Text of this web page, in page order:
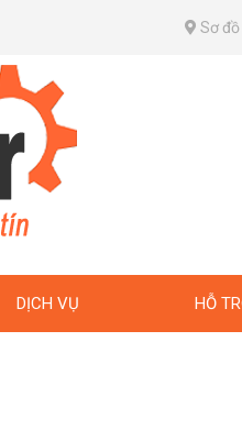
Sơ
DỊCH VỤ HỖ